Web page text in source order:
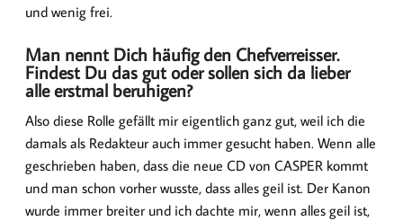
und wenig frei.
Man nennt Dich häufig den Chefverreisser.
Findest Du das gut oder sollen sich da lieber
alle erstmal beruhigen?
Also diese Rolle gefällt mir eigentlich ganz gut, weil ich die
damals als Redakteur auch immer gesucht haben. Wenn alle
geschrieben haben, dass die neue CD von CASPER kommt
und man schon vorher wusste, dass alles geil ist. Der Kanon
wurde immer breiter und ich dachte mir, wenn alles geil ist,